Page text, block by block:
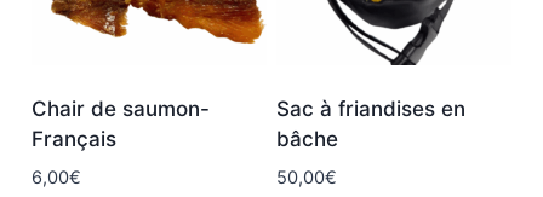
Chair de saumon-
Français
6,00€
Sac à friandises en
bâche
50,00€